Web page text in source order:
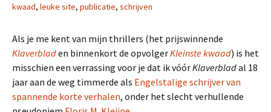
kwaad, leuke site, publicatie, schrijven
Als je me kent van mijn thrillers (het prijswinnende
Klaverbladen binnenkort de opvolgerKleinste kwaad) is het
misschien een verrassing voor je dat ik vóórKlaverbladal 18
jaar aan de weg timmerde als Engelstalige schrijver van
spannende korte verhalen, onder het slecht verhullende